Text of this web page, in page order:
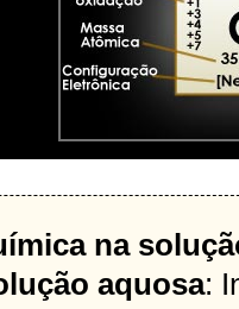
na
aquosa: